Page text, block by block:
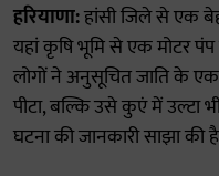
हरियाणा:हांसी जिले से एक
यहां कृषि भूमि से एक मोटर
लोगों ने अनुसूचित जाति के
पीटा, बल्कि उसे कुएं में उल्टा
घटना की जानकारी साझा की